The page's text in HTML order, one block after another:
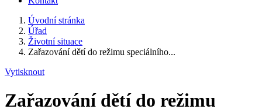
Úvodní stránka
Úřad
Životní situace
Zařazování dětí do režimu speciálního...
Vytisknout
Zařazování dětí do režimu